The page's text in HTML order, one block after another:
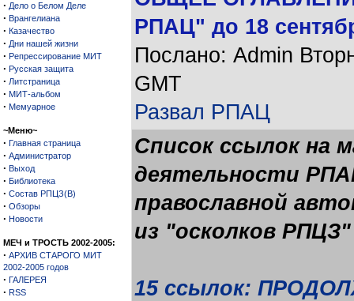
· Дело о Белом Деле
· Врангелиана
· Казачество
· Дни нашей жизни
· Репрессирование МИТ
· Русская защита
· Литстраница
· МИТ-альбом
· Мемуарное
~Меню~
· Главная страница
· Администратор
· Выход
· Библиотека
· Состав РПЦЗ(В)
· Обзоры
· Новости
МЕЧ и ТРОСТЬ 2002-2005:
· АРХИВ СТАРОГО МИТ
2002-2005 годов
· ГАЛЕРЕЯ
· RSS
РПАЦ" до 18
Послано: Admin
GMT
Развал РПАЦ
Список ссылок на
деятельности
православной
из "осколков
15 ссылок: